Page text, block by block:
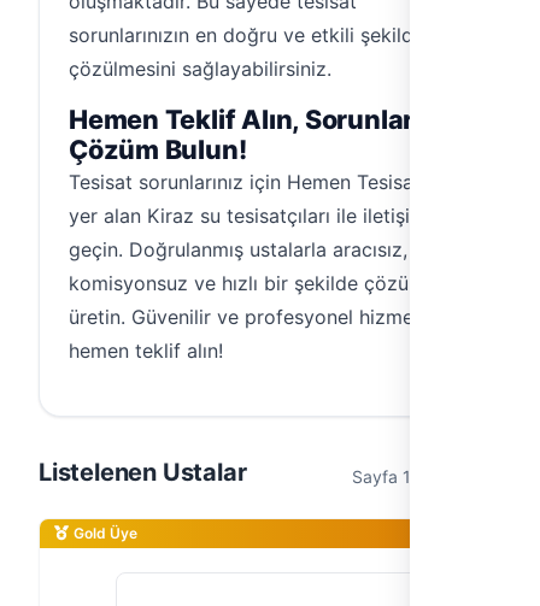
sorunlarınızın en doğru ve etkili şekilde
çözülmesini sağlayabilirsiniz.
Hemen Teklif Alın, Sorunlara
Çözüm Bulun!
Tesisat sorunlarınız için Hemen Tesisat'ta
yer alan Kiraz su tesisatçıları ile iletişime
geçin. Doğrulanmış ustalarla aracısız,
komisyonsuz ve hızlı bir şekilde çözüm
üretin. Güvenilir ve profesyonel hizmet için
hemen teklif alın!
Listelenen Ustalar Sayfa 1 / 1 (3 usta)
Gold Üye